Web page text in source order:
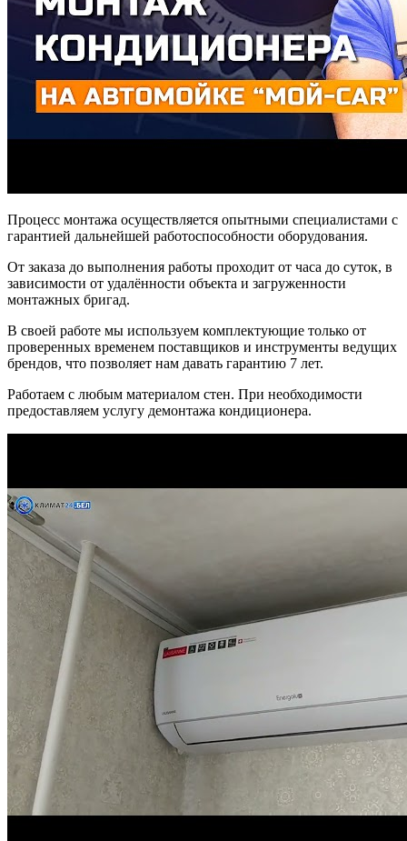
Процесс монтажа осуществляется опытными специалистами с
гарантией дальнейшей работоспособности оборудования.
От заказа до выполнения работы проходит от часа до суток, в
зависимости от удалённости объекта и загруженности
монтажных бригад.
В своей работе мы используем комплектующие только от
проверенных временем поставщиков и инструменты ведущих
брендов, что позволяет нам давать гарантию 7 лет.
Работаем с любым материалом стен. При необходимости
предоставляем услугу демонтажа кондиционера.